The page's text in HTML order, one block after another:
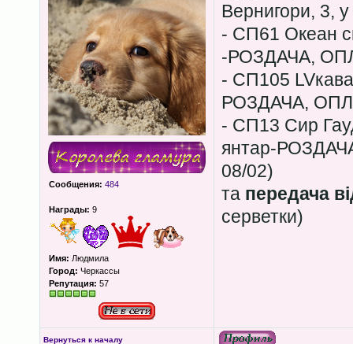
Сообщения: 484
Награды: 9
Имя: Людмила
Город: Черкассы
Репутация: 57
Вернигори, 3,
- СП61 Океан
-РОЗДАЧА,
- СП105
РОЗДАЧА,
- СП13 Сир
янтар-
08/02)
та передача
серветки)
Вернуться к началу